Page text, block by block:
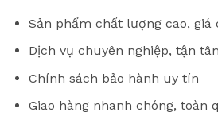
Sản phẩm chất lượng cao, giá
Dịch vụ chuyên nghiệp, tận
Chính sách bảo hành uy tín
Giao hàng nhanh chóng, toàn